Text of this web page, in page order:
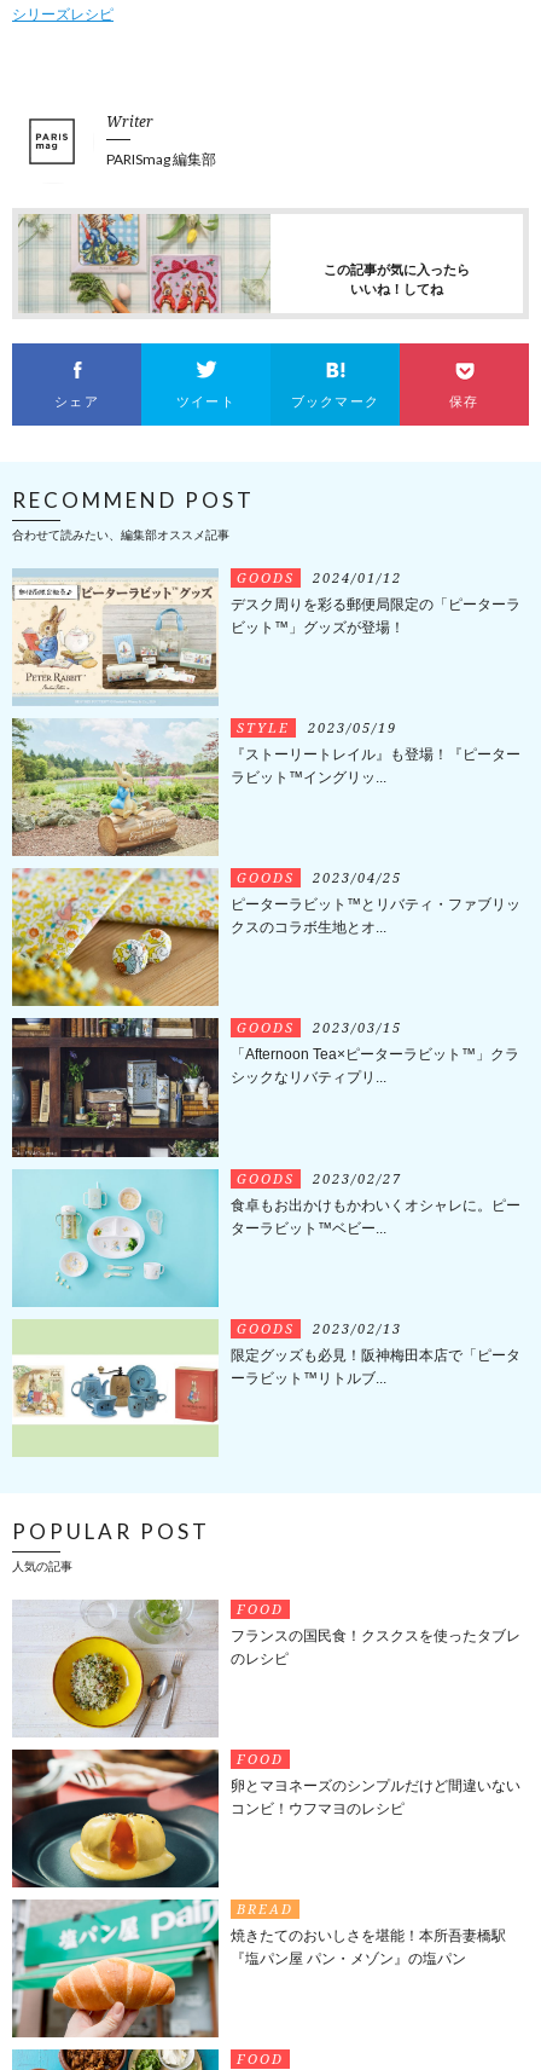
シリーズレシピ
Writer
PARISmag 編集部
この記事が気に入ったら
いいね！してね
シェア ツイート ブックマーク 保存
RECOMMEND POST
合わせて読みたい、編集部オススメ記事
GOODS 2024/01/12
デスク周りを彩る郵便局限定の「ピーターラ
ビット™」グッズが登場！
STYLE 2023/05/19
『ストーリートレイル』も登場！『ピーター
ラビット™イングリッ...
GOODS 2023/04/25
ピーターラビット™とリバティ・ファブリッ
クスのコラボ生地とオ...
GOODS 2023/03/15
「Afternoon Tea×ピーターラビット™」クラ
シックなリバティプリ...
GOODS 2023/02/27
食卓もお出かけもかわいくオシャレに。ピー
ターラビット™ベビー...
GOODS 2023/02/13
限定グッズも必見！阪神梅田本店で「ピータ
ーラビット™リトルブ...
POPULAR POST
人気の記事
FOOD
フランスの国民食！クスクスを使ったタブレ
のレシピ
FOOD
卵とマヨネーズのシンプルだけど間違いない
コンビ！ウフマヨのレシピ
BREAD
焼きたてのおいしさを堪能！本所吾妻橋駅
『塩パン屋 パン・メゾン』の塩パン
FOOD